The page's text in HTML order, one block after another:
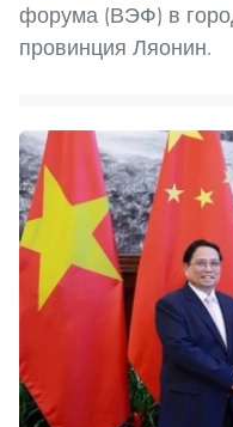
форума (ВЭФ) в
провинция Ляонин.